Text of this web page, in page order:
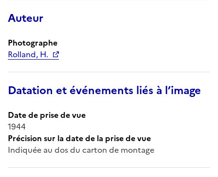
Auteur
Photographe
Rolland, H.
Datation et événements liés à l’image
Date de prise de vue
1944
Précision sur la date de la prise de vue
Indiquée au dos du carton de montage